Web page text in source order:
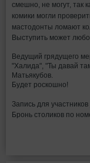
смешно, не могут, так
комики могли
мастодонты ломают
Выступить может
Ведущий грядущего
"Халида", "Ты давай
Матьякубов.
Будет роскошно!
Запись для участников
Бронь столиков по